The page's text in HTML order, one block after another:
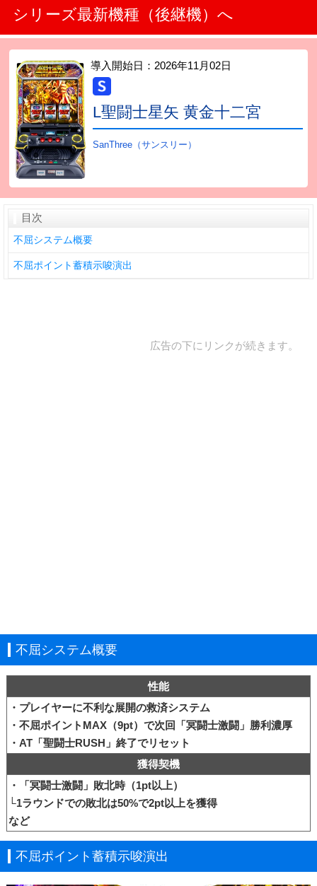
シリーズ最新機種（後継機）へ
導入開始日： 2026年11月02日
L聖闘士星矢 黄金十二宮
SanThree（サンスリー）
目次
不屈システム概要
不屈ポイント蓄積示唆演出
広告の下にリンクが続きます。
不屈システム概要
性能
・プレイヤーに不利な展開の救済システム
・不屈ポイントMAX（9pt）で次回「冥闘士激闘」勝利濃厚
・AT「聖闘士RUSH」終了でリセット
獲得契機
・「冥闘士激闘」敗北時（1pt以上）
└1ラウンドでの敗北は50%で2pt以上を獲得
など
不屈ポイント蓄積示唆演出